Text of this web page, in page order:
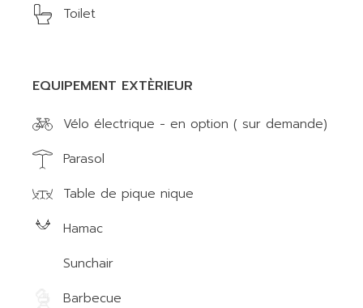
Toilet
EQUIPEMENT EXTÈRIEUR
Vélo électrique - en option ( sur demande)
Parasol
Table de pique nique
Hamac
Sunchair
Barbecue